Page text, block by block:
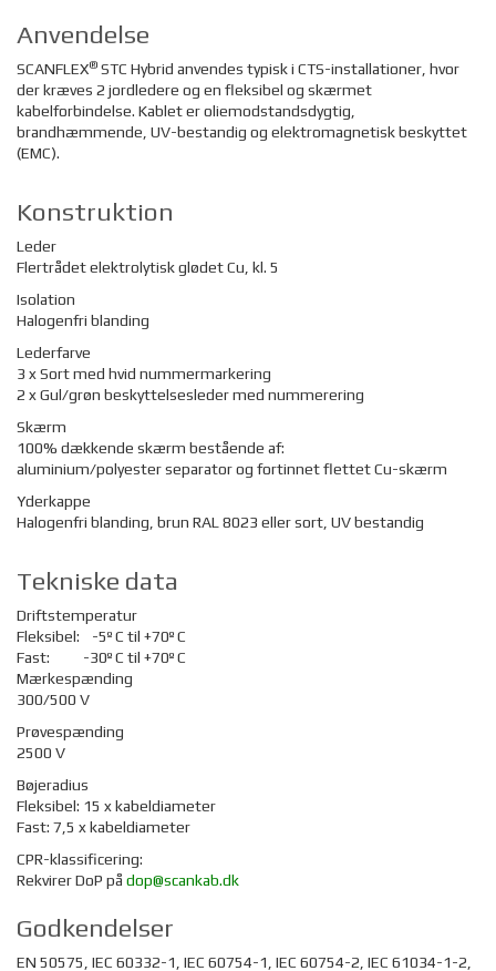
Anvendelse
SCANFLEX® STC Hybrid anvendes typisk i CTS-installationer, hvor
der kræves 2 jordledere og en fleksibel og skærmet
kabelforbindelse. Kablet er oliemodstandsdygtig,
brandhæmmende, UV-bestandig og elektromagnetisk beskyttet
(EMC).
Konstruktion
Leder
Flertrådet elektrolytisk glødet Cu, kl. 5
Isolation
Halogenfri blanding
Lederfarve
3 x Sort med hvid nummermarkering
2 x Gul/grøn beskyttelsesleder med nummerering
Skærm
100% dækkende skærm bestående af:
aluminium/polyester separator og fortinnet flettet Cu-skærm
Yderkappe
Halogenfri blanding, brun RAL 8023 eller sort, UV bestandig
Tekniske data
Driftstemperatur
Fleksibel:
-5º C til +70º C
Fast:
-30º C til +70º C
Mærkespænding
300/500 V
Prøvespænding
2500 V
Bøjeradius
Fleksibel: 15 x kabeldiameter
Fast: 7,5 x kabeldiameter
CPR-klassificering:
Rekvirer DoP på dop@scankab.dk
Godkendelser
EN 50575, IEC 60332-1, IEC 60754-1, IEC 60754-2, IEC 61034-1-2,